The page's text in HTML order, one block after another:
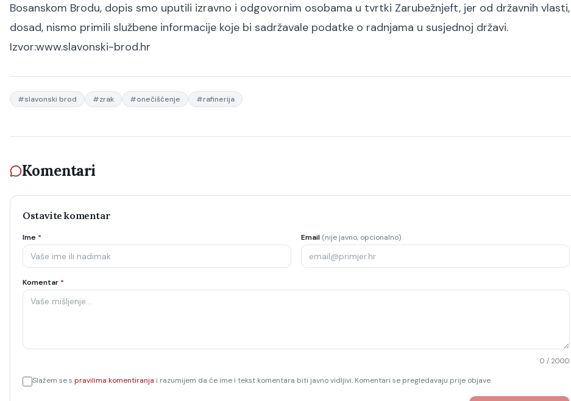
Bosanskom Brodu, dopis smo uputili izravno i odgovornim osobama u tvrtki Zarubežnjeft, jer od državnih vlasti,
dosad, nismo primili službene informacije koje bi sadržavale podatke o radnjama u susjednoj državi.
Izvor:www.slavonski-brod.hr
#slavonski brod #zrak #onečišćenje #rafinerija
Komentari
Ostavite komentar
Ime * Email (nije javno, opcionalno)
Komentar *
0 / 2000
Slažem se s pravilima komentiranja i razumijem da će ime i tekst komentara biti javno vidljivi. Komentari se pregledavaju prije objave.